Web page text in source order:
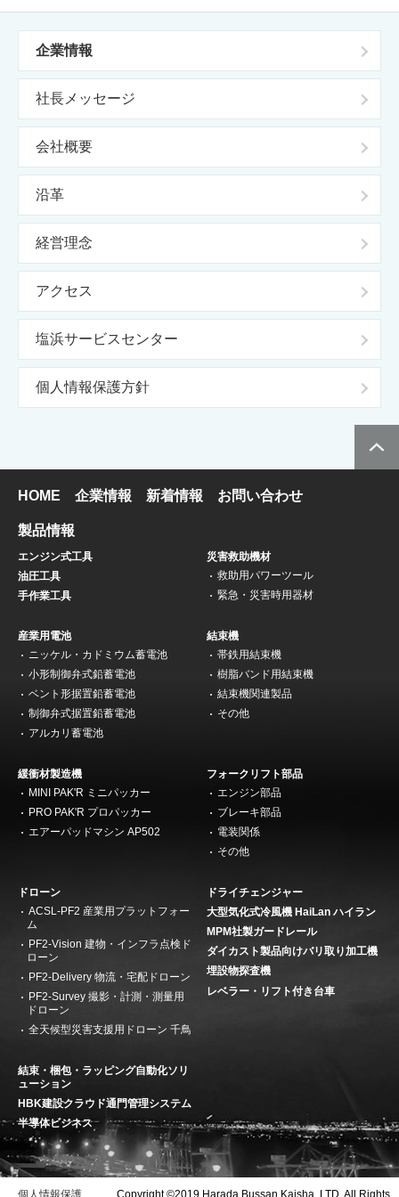
企業情報
社長メッセージ
会社概要
沿革
経営理念
アクセス
塩浜サービスセンター
個人情報保護方針
HOME 企業情報 新着情報 お問い合わせ
製品情報
エンジン式工具
油圧工具
手作業工具
災害救助機材
救助用パワーツール
緊急・災害時用器材
産業用電池
ニッケル・カドミウム蓄電池
小形制御弁式鉛蓄電池
ベント形据置鉛蓄電池
制御弁式据置鉛蓄電池
アルカリ蓄電池
結束機
帯鉄用結束機
樹脂バンド用結束機
結束機関連製品
その他
緩衝材製造機
MINI PAK'R ミニパッカー
PRO PAK'R プロパッカー
エアーパッドマシン AP502
フォークリフト部品
エンジン部品
ブレーキ部品
電装関係
その他
ドローン
ACSL-PF2 産業用プラットフォー
ム
PF2-Vision 建物・インフラ点検ド
ローン
PF2-Delivery 物流・宅配ドローン
PF2-Survey 撮影・計測・測量用
ドローン
全天候型災害支援用ドローン 千鳥
ドライチェンジャー
大型気化式冷風機 HaiLan ハイラン
MPM社製ガードレール
ダイカスト製品向けバリ取り加工機
埋設物探査機
レベラー・リフト付き台車
結束・梱包・ラッピング自動化ソリ
ューション
HBK建設クラウド通門管理システム
半導体ビジネス
個人情報保護 Copyright ©2019 Harada Bussan Kaisha, LTD. All Rights